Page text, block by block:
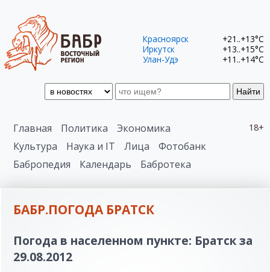
Найти
Красноярск
+21..+13°C
Иркутск
+13..+15°C
Улан-Удэ
+11..+14°C
18+
Главная Политика
Экономика
Культура
Наука и IT Лица
Фотобанк
Бабропедия
Календарь Бабротека
БАБР.ПОГОДА БРАТСК
Погода в населенном пункте: Братск за
29.08.2012